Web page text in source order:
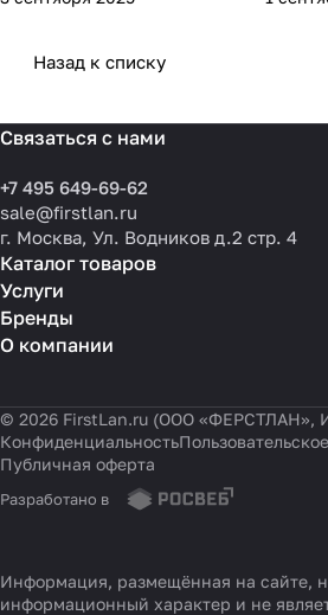
Назад к списку
Связаться с нами
+7 495 649-69-62
sale@firstlan.ru
г. Москва, Ул. Водников д.2 стр. 4
Каталог товаров
Услуги
Бренды
О компании
© 2026 FirstLan.ru (ООО «ФЕРСТЛАН»,
Конфиденциальность
Публичная оферта
Разработано в
Информация, размещённая на сайте,
информационный характер и не